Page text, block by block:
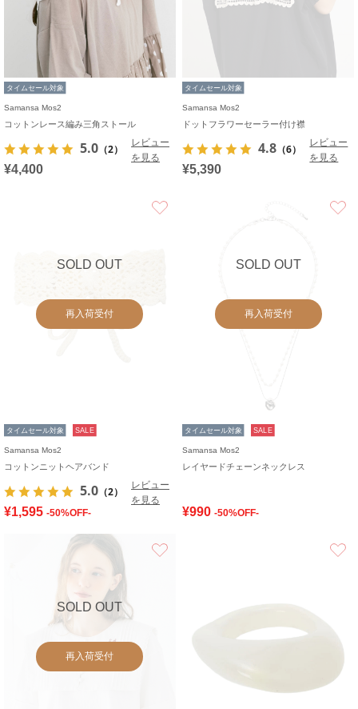
タイムセール対象
Samansa Mos2
コットンレース編み三角ストール
5.0 （2）
レビュー
を見る
¥4,400
タイムセール対象
Samansa Mos2
ドットフラワーセーラー付け襟
4.8 （6）
レビュー
を見る
¥5,390
SOLD OUT
再入荷受付
タイムセール対象 SALE
Samansa Mos2
コットンニットヘアバンド
5.0 （2）
レビュー
を見る
¥1,595 -50%OFF-
SOLD OUT
再入荷受付
タイムセール対象 SALE
Samansa Mos2
レイヤードチェーンネックレス
¥990 -50%OFF-
SOLD OUT
再入荷受付